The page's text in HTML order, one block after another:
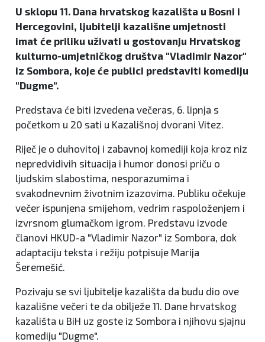
U sklopu 11. Dana hrvatskog kazališta u Bosni i
Hercegovini, ljubitelji kazališne umjetnosti
imat će priliku uživati u gostovanju Hrvatskog
kulturno-umjetničkog društva "Vladimir Nazor"
iz Sombora, koje će publici predstaviti komediju
"Dugme".
Predstava će biti izvedena večeras, 6. lipnja s
početkom u 20 sati u Kazališnoj dvorani Vitez.
Riječ je o duhovitoj i zabavnoj komediji koja kroz niz
nepredvidivih situacija i humor donosi priču o
ljudskim slabostima, nesporazumima i
svakodnevnim životnim izazovima. Publiku očekuje
večer ispunjena smijehom, vedrim raspoloženjem i
izvrsnom glumačkom igrom. Predstavu izvode
članovi HKUD-a "Vladimir Nazor" iz Sombora, dok
adaptaciju teksta i režiju potpisuje Marija
Šeremešić.
Pozivaju se svi ljubitelje kazališta da budu dio ove
kazališne večeri te da obilježe 11. Dane hrvatskog
kazališta u BiH uz goste iz Sombora i njihovu sjajnu
komediju "Dugme".